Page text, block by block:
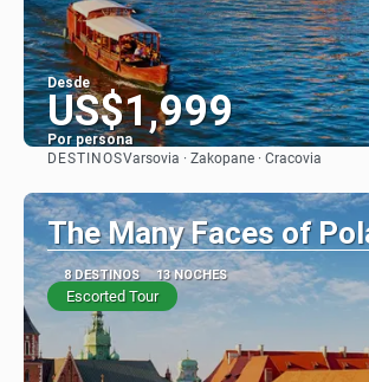
Desde
US$1,999
Por persona
DESTINOSVarsovia · Zakopane · Cracovia
The Many Faces of
8 DESTINOS 13 NOCHES
Escorted Tour